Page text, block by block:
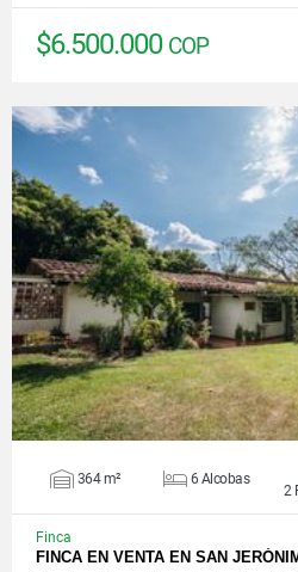
$6.500.000 COP
VER
364 m² 6 Alcobas
2
Finca
FINCA EN VENTA EN SAN